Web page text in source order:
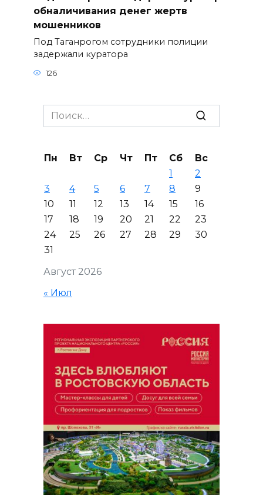
обналичивания денег жертв
мошенников
Под Таганрогом сотрудники полиции
задержали куратора
126
Search
for:
Август 2026
Пн Вт Ср Чт Пт Сб
Вс
1
2
3
4 5 6 7 8
9
10
11 12 13 14 15
16
17
18 19 20 21 22
23
24
25 26 27 28 29
30
31
« Июл